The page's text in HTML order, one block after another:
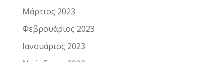
Μάρτιος 2023
Φεβρουάριος 2023
Ιανουάριος 2023